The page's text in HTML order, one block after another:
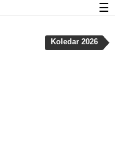
Koledar 2026
☰